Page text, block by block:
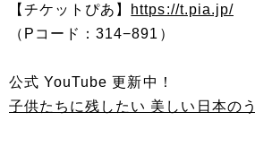
【チケットぴあ】 https://t.pia.jp/
（Pコード：314−891）
公式 YouTube 更新中！
子供たちに残したい 美しい日本の